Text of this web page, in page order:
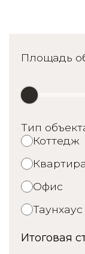
Площадь
Тип
Коттедж
Квартира
Офис
Таунхаус
Итоговая